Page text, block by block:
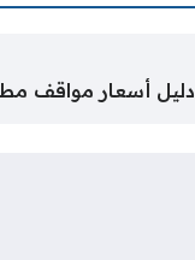
دليل أسعار مواقف مطار